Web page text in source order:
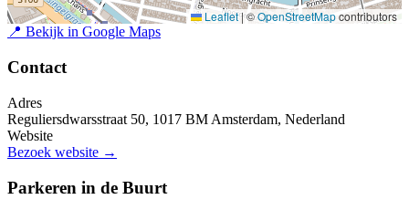
Leaflet|©OpenStreetMapcontributors
📍 Bekijk in Google Maps
Contact
Adres
Reguliersdwarsstraat 50, 1017 BM Amsterdam, Nederland
Website
Bezoek website →
Parkeren in de Buurt